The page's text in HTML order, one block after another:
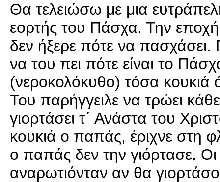
Θα τελειώσω με μια
εορτής του Πάσχα. Την
δεν ήξερε πότε να
να του πει πότε είναι το
(νεροκολόκυθο) τόσα κουκιά
Του παρήγγειλε να τρώει
γιορτάσει τ΄ Ανάστα του
κουκιά ο παπάς, έριχνε στη
ο παπάς δεν την γιόρτασε.
αναρωτιόνταν αν θα